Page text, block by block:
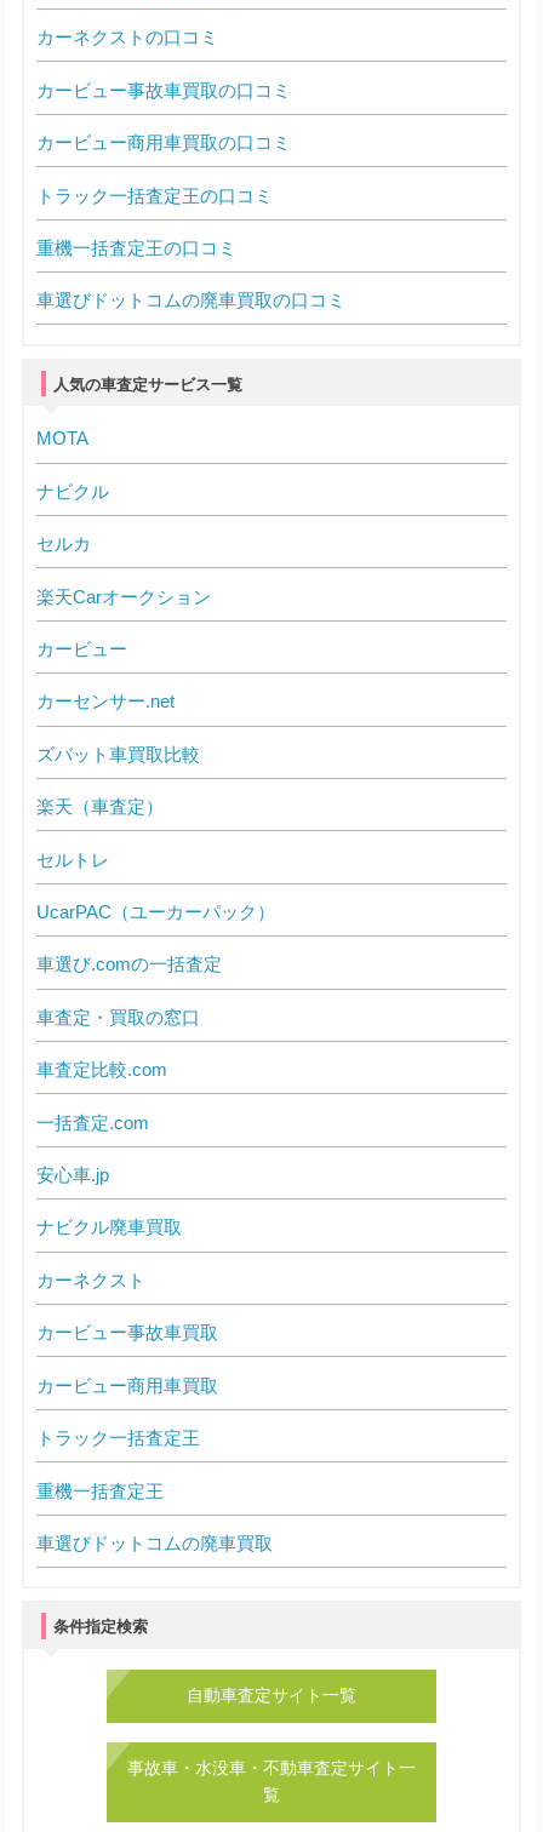
カーネクストの口コミ
カービュー事故車買取の口コミ
カービュー商用車買取の口コミ
トラック一括査定王の口コミ
重機一括査定王の口コミ
車選びドットコムの廃車買取の口コミ
人気の車査定サービス一覧
MOTA
ナビクル
セルカ
楽天Carオークション
カービュー
カーセンサー.net
ズバット車買取比較
楽天（車査定）
セルトレ
UcarPAC（ユーカーパック）
車選び.comの一括査定
車査定・買取の窓口
車査定比較.com
一括査定.com
安心車.jp
ナビクル廃車買取
カーネクスト
カービュー事故車買取
カービュー商用車買取
トラック一括査定王
重機一括査定王
車選びドットコムの廃車買取
条件指定検索
自動車査定サイト一覧
事故車・水没車・不動車査定サイト一
覧